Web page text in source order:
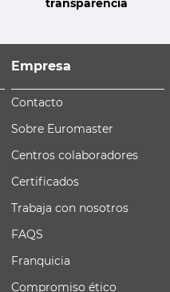
transparencia
Empresa
Contacto
Sobre Euromaster
Centros colaboradores
Certificados
Trabaja con nosotros
FAQS
Franquicia
Compromiso ético